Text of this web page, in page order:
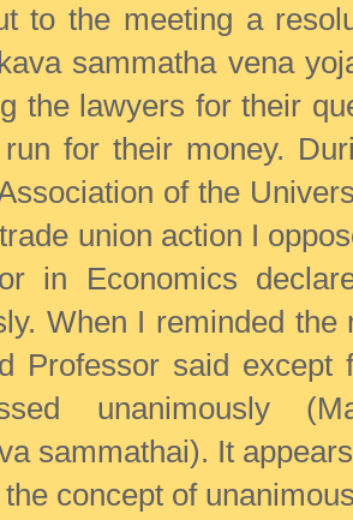
to the meeting a
sammatha vena
the lawyers for their
for their money.
Association of the
union action I
in Economics
When I reminded
Professor said
unanimously
sammathai). It
concept of